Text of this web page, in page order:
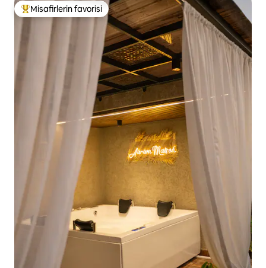
Misafirlerin favorilerinden en beğenilenler arasında
Misafirlerin favorisi